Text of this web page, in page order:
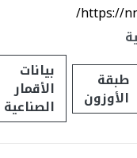
https://
طبقة
الأوزون
بيانات
الأقمار
الصناعية